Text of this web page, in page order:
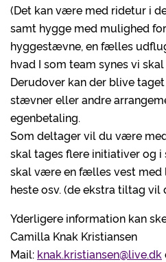
(Det kan være med ridetur i
samt hygge med mulighed
hyggestævne, en fælles
hvad I som team synes vi
Derudover kan der blive
stævner eller andre
egenbetaling.
Som deltager vil du være
skal tages flere initiativer og i
skal være en fælles vest
heste osv. (de ekstra tiltag
Yderligere information kan
Camilla Knak Kristiansen
Mail: knak.kristiansen@live.dk